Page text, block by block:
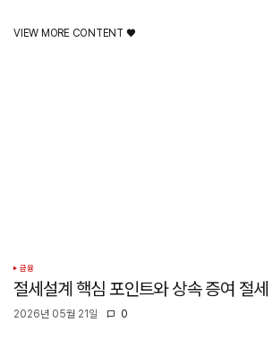
VIEW MORE CONTENT ♥️
금융
절세설계 핵심 포인트와 상속 증여 절세
2026년 05월 21일 0